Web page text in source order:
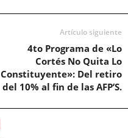
Artículo siguiente
4to Programa de «Lo
Cortés No Quita Lo
Constituyente»: Del retiro
del 10% al fin de las AFP’S.